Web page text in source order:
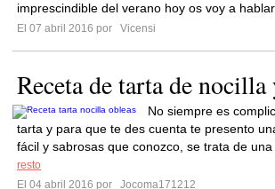
imprescindible del verano hoy os voy a
El 07 abril 2016 por
Vicensi
Receta de tarta de nocilla
No siempre es
tarta y para que te des cuenta te presento
fácil y sabrosas que conozco, se trata de una
resto
El 04 abril 2016 por
Jocoma171212